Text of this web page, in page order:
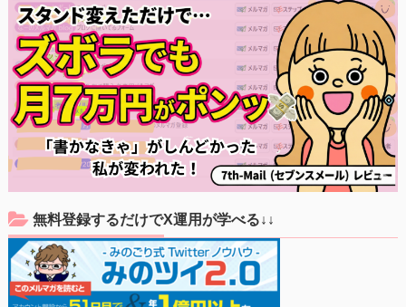
無料登録するだけでX運用が学べる↓↓